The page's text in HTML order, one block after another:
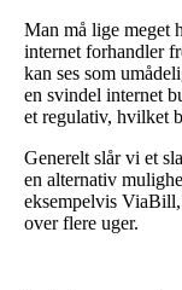
Man må lige meget
internet forhandler
kan ses som
en svindel internet
et regulativ, hvilket
Generelt slår vi et
en alternativ
eksempelvis
over flere uger.